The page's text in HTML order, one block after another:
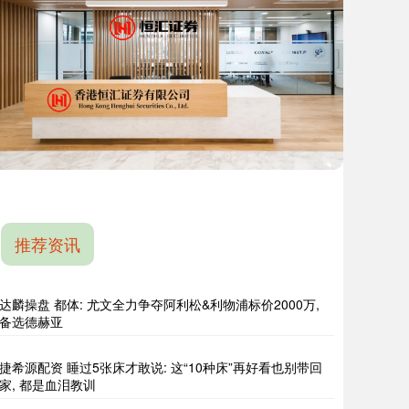
推荐资讯
达麟操盘 都体: 尤文全力争夺阿利松&利物浦标价2000万,
备选德赫亚
捷希源配资 睡过5张床才敢说: 这“10种床”再好看也别带回
家, 都是血泪教训